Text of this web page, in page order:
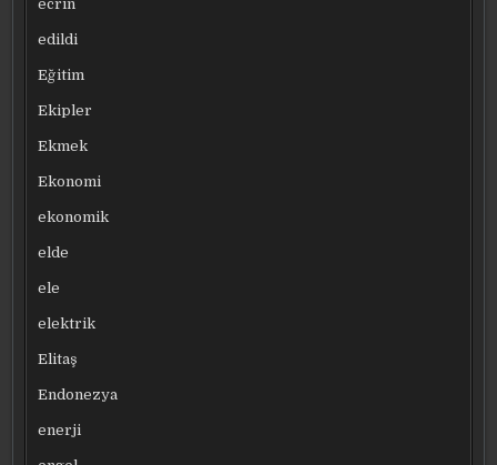
ecrin
edildi
Eğitim
Ekipler
Ekmek
Ekonomi
ekonomik
elde
ele
elektrik
Elitaş
Endonezya
enerji